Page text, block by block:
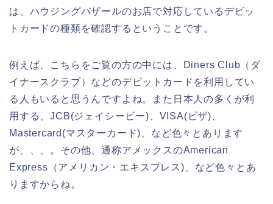
は、ハウジングバザールのお店で対応しているデビッ
トカードの種類を確認するということです。
例えば、こちらをご覧の方の中には、Diners Club（ダ
イナースクラブ）などのデビットカードを利用してい
る人もいると思うんですよね。また日本人の多くが利
用する、JCB(ジェイシービー)、VISA(ビザ)、
Mastercard(マスターカード)、など色々とあります
が、、、。その他、通称アメックスのAmerican
Express（アメリカン・エキスプレス)、など色々とあ
りますからね。